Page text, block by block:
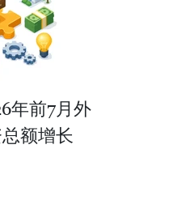
年前7月外
额增长